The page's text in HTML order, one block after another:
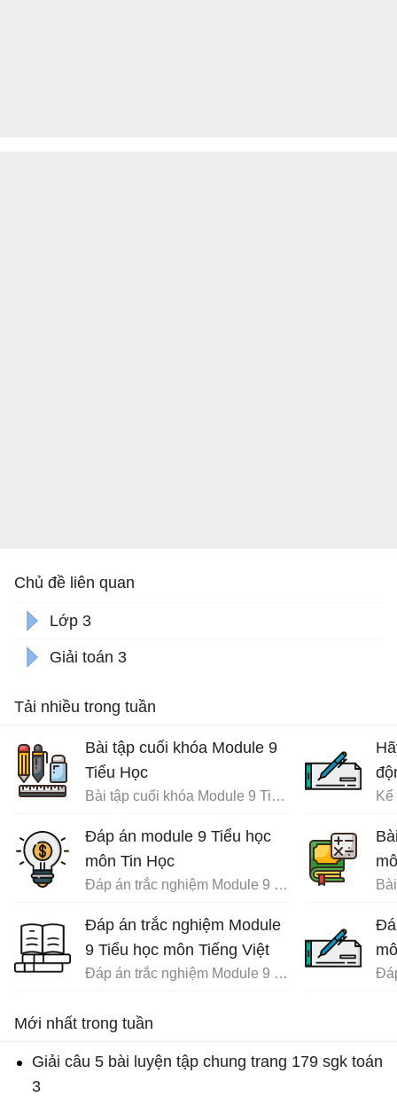
Chủ đề liên quan
Lớp 3
Giải toán 3
Tải nhiều trong tuần
Bài tập cuối khóa Module 9
Tiểu Học
Bài tập cuối khóa Module 9 Tiểu Học đầy đủ
Đáp án module 9 Tiểu học
môn Tin Học
Đáp án trắc nghiệm Module 9 Tiểu học
Đáp án trắc nghiệm Module
9 Tiểu học môn Tiếng Việt
Đáp án trắc nghiệm Module 9 Tiểu học
Mới nhất trong tuần
Giải câu 5 bài luyện tập chung trang 179 sgk toán
3